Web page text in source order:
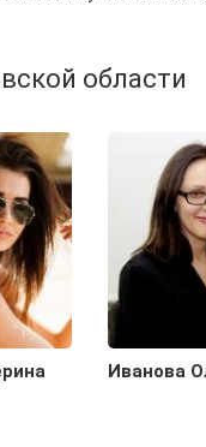
области
Иванова